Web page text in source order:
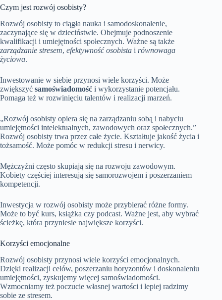
Czym jest rozwój osobisty?
Rozwój osobisty to ciągła nauka i samodoskonalenie,
zaczynające się w dzieciństwie. Obejmuje podnoszenie
kwalifikacji i umiejętności społecznych. Ważne są także
zarządzanie stresem, efektywność osobista i równowaga
życiowa.
Inwestowanie w siebie przynosi wiele korzyści. Może
zwiększyć samoświadomość i wykorzystanie potencjału.
Pomaga też w rozwinięciu talentów i realizacji marzeń.
„Rozwój osobisty opiera się na zarządzaniu sobą i nabyciu
umiejętności intelektualnych, zawodowych oraz społecznych.”
Rozwój osobisty trwa przez całe życie. Kształtuje jakość życia i
tożsamość. Może pomóc w redukcji stresu i nerwicy.
Mężczyźni często skupiają się na rozwoju zawodowym.
Kobiety częściej interesują się samorozwojem i poszerzaniem
kompetencji.
Inwestycja w rozwój osobisty może przybierać różne formy.
Może to być kurs, książka czy podcast. Ważne jest, aby wybrać
ścieżkę, która przyniesie największe korzyści.
Korzyści emocjonalne
Rozwój osobisty przynosi wiele korzyści emocjonalnych.
Dzięki realizacji celów, poszerzaniu horyzontów i doskonaleniu
umiejętności, zyskujemy więcej samoświadomości.
Wzmocniamy też poczucie własnej wartości i lepiej radzimy
sobie ze stresem.